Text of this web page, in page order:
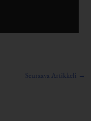
Seuraava Artikkeli →